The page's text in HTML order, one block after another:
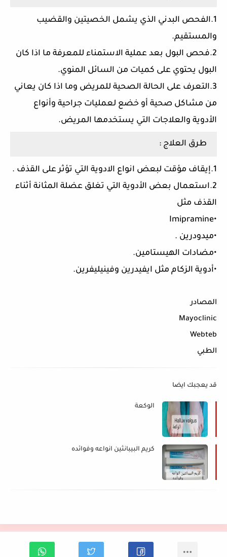
1.الفحص البدني الذي يشمل الخصيتين والقضيب
والمستقيم.
2.فحص البول بعد عملية الاستمناء للمعرفة ما اذا كان
البول يحتوي على كميات من السائل المنوي.
3.التعرف على الحالة الصحية للمريض وما اذا كان يعاني
من مشاكل صحية أو خضع لعمليات جراحية وأنواع
الأدوية والعلاجات التي يستخدمها المريض.
طرق العلاج :
1.إيقاف مؤقت لبعض انواع الادوية التي تؤثر على القذف .
2.استعمال بعض الأدوية التي تغلق عضلة المثانة أثناء
القذف مثل
•Imipramine
•ميدودرين .
•مضادات الهيستامين.
•أدوية الزكام مثل ايفيدرين وفينيليفرين.
المصادر
Mayoclinic
Webteb
الطبي
قد يعجبك ايضا
الوكعة
كريم البيبانثين انواعه وفوائده